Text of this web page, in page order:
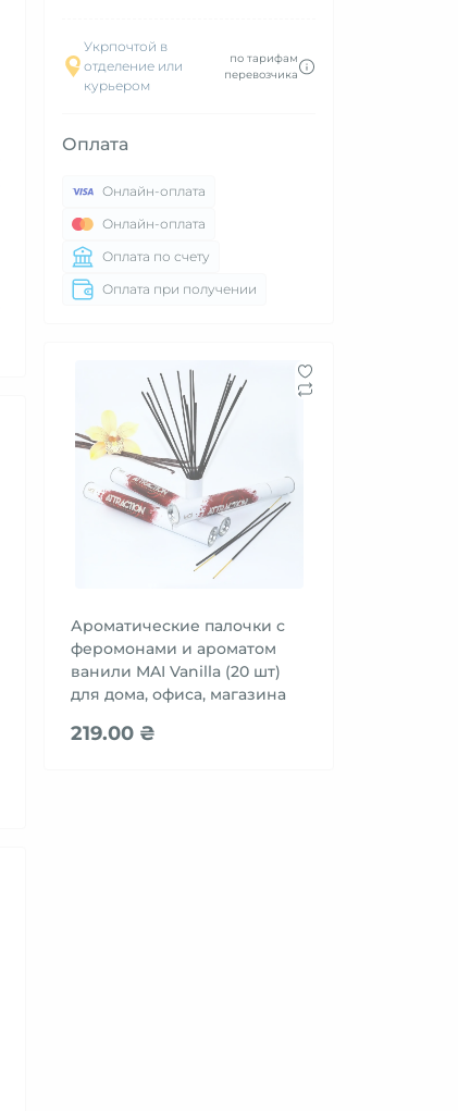
Укрпочтой в
отделение или
курьером
по тарифам
перевозчика
Оплата
Онлайн-оплата
Онлайн-оплата
Оплата по счету
Оплата при получении
Ароматические палочки с
феромонами и ароматом
ванили MAI Vanilla (20 шт)
для дома, офиса, магазина
219.00 ₴